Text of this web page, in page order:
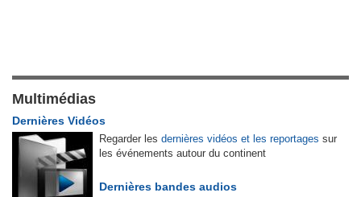
Multimédias
Dernières Vidéos
Regarder les dernières vidéos et les reportages sur
les événements autour du continent
Dernières bandes audios